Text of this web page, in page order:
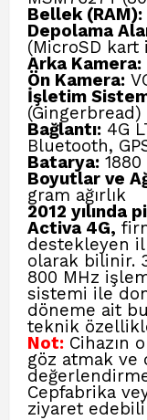
Bellek (RAM):
Depolama
(MicroSD
Arka Kamera:
Ön Kamera:
İşletim
(Gingerbread)
Bağlantı: 4G
Bluetooth,
Batarya:
Boyutlar ve
gram ağırlık
2012 yılında
Activa 4G,
destekleyen
olarak bilinir.
800 MHz
sistemi ile
döneme ait
teknik
Not: Cihazın
göz atmak ve
Cepfabrika
ziyaret